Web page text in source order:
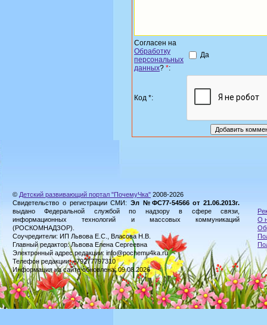
Согласен на
Обработку
персональных
данных? *:
Да
Код *:
© Детский развивающий портал "ПочемуЧка" 2008-2026
Свидетельство о регистрации СМИ: Эл №ФС77-54566 от 21.06.2013г.
выдано Федеральной службой по надзору в сфере связи,
информационных технологий и массовых коммуникаций
(РОСКОМНАДЗОР).
Соучредители: ИП Львова Е.С., Власова Н.В.
Главный редактор: Львова Елена Сергеевна
Электронный адрес редакции: info@pochemu4ka.ru
Телефон редакции: +79277797310
Информация на сайте обновлена: 09.08.2026
О